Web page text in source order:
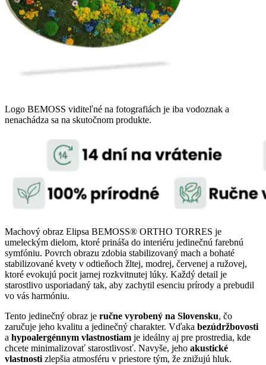
Logo BEMOSS viditeľné na fotografiách je iba vodoznak a
nenachádza sa na skutočnom produkte.
Machový obraz Elipsa BEMOSS® ORTHO TORRES je
umeleckým dielom, ktoré prináša do interiéru jedinečnú farebnú
symfóniu. Povrch obrazu zdobia stabilizovaný mach a bohaté
stabilizované kvety v odtieňoch žltej, modrej, červenej a ružovej,
ktoré evokujú pocit jarnej rozkvitnutej lúky. Každý detail je
starostlivo usporiadaný tak, aby zachytil esenciu prírody a prebudil
vo vás harmóniu.
Tento jedinečný obraz je ručne vyrobený na Slovensku, čo
zaručuje jeho kvalitu a jedinečný charakter. Vďaka bezúdržbovosti
a hypoalergénnym vlastnostiam je ideálny aj pre prostredia, kde
chcete minimalizovať starostlivosť. Navyše, jeho akustické
vlastnosti zlepšia atmosféru v priestore tým, že znižujú hluk.